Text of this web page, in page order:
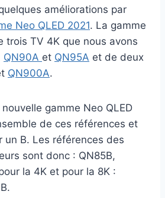
améliorations par
Neo QLED 2021. La gamme
trois TV 4K que nous avons
QN90A et QN95A et de deux
QN900A.
gamme Neo QLED
de ces références et
un B. Les références des
sont donc : QN85B,
la 4K et pour la 8K :